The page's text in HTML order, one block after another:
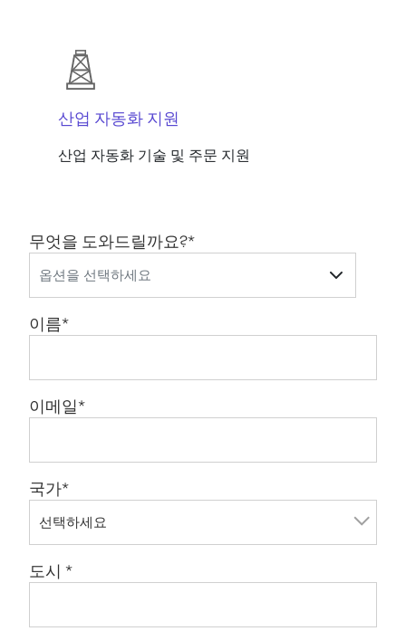
산업 자동화 지원
산업 자동화 기술 및 주문 지원
무엇을 도와드릴까요?*
이름*
이메일*
국가*
도시 *